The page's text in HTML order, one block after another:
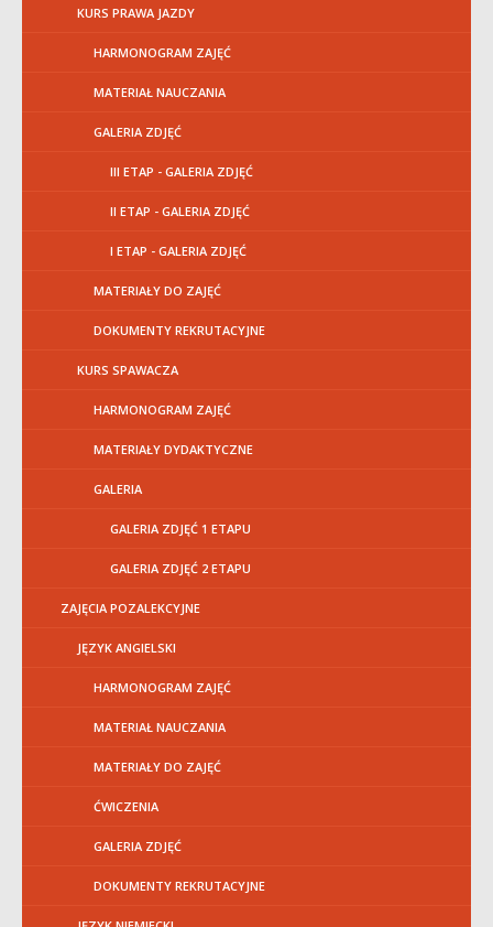
KURS PRAWA JAZDY
HARMONOGRAM ZAJĘĆ
MATERIAŁ NAUCZANIA
GALERIA ZDJĘĆ
III ETAP - GALERIA ZDJĘĆ
II ETAP - GALERIA ZDJĘĆ
I ETAP - GALERIA ZDJĘĆ
MATERIAŁY DO ZAJĘĆ
DOKUMENTY REKRUTACYJNE
KURS SPAWACZA
HARMONOGRAM ZAJĘĆ
MATERIAŁY DYDAKTYCZNE
GALERIA
GALERIA ZDJĘĆ 1 ETAPU
GALERIA ZDJĘĆ 2 ETAPU
ZAJĘCIA POZALEKCYJNE
JĘZYK ANGIELSKI
HARMONOGRAM ZAJĘĆ
MATERIAŁ NAUCZANIA
MATERIAŁY DO ZAJĘĆ
ĆWICZENIA
GALERIA ZDJĘĆ
DOKUMENTY REKRUTACYJNE